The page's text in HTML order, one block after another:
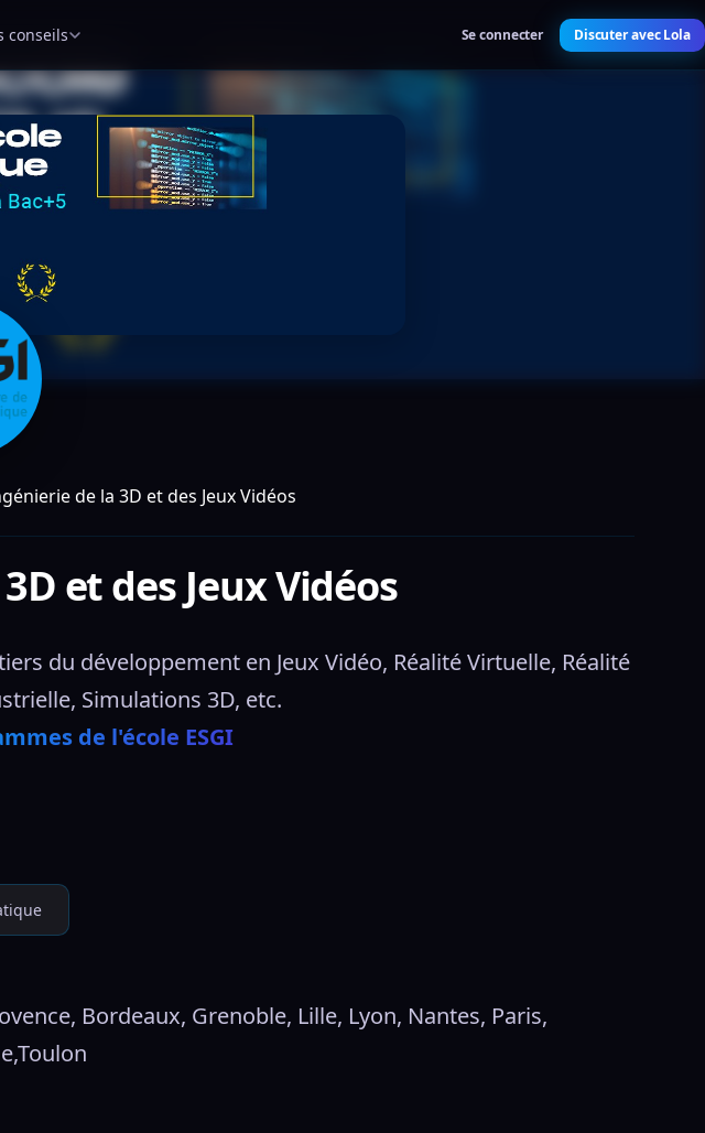
conseils Se connecter Discuter avec Lola
de la 3D et des Jeux Vidéos
et des Jeux Vidéos
du développement en Jeux Vidéo, Réalité Virtuelle, Réalité
Simulations 3D, etc.
de l'école ESGI
Bordeaux, Grenoble, Lille, Lyon, Nantes, Paris,